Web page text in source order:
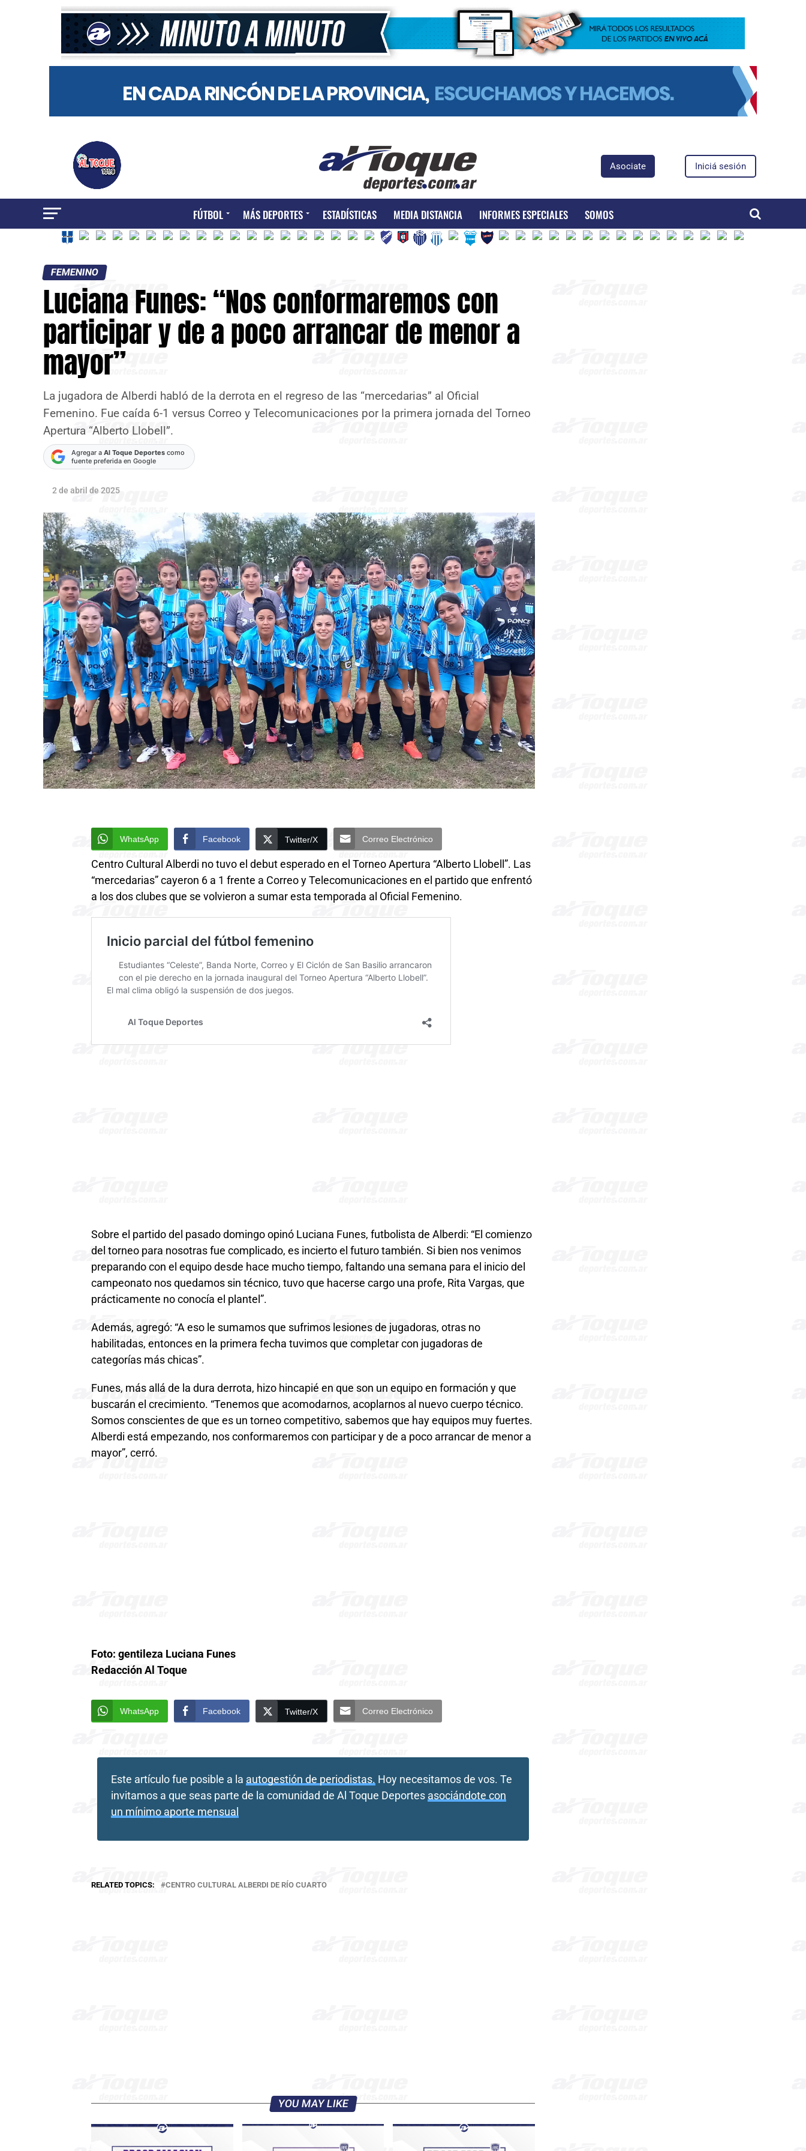
Asociate Iniciá sesión
FÚTBOL MÁS DEPORTES ESTADÍSTICAS MEDIA DISTANCIA INFORMES ESPECIALES SOMOS
FEMENINO
Luciana Funes: “Nos conformaremos con
participar y de a poco arrancar de menor a
mayor”
La jugadora de Alberdi habló de la derrota en el regreso de las “mercedarias” al Oficial
Femenino. Fue caída 6-1 versus Correo y Telecomunicaciones por la primera jornada del Torneo
Apertura “Alberto Llobell”.
Agregar a Al Toque Deportes como
fuente preferida en Google
2 de abril de 2025
WhatsApp Facebook Twitter/X Correo Electrónico
Centro Cultural Alberdi no tuvo el debut esperado en el Torneo Apertura “Alberto Llobell”. Las
“mercedarias” cayeron 6 a 1 frente a Correo y Telecomunicaciones en el partido que enfrentó
a los dos clubes que se volvieron a sumar esta temporada al Oficial Femenino.
Sobre el partido del pasado domingo opinó Luciana Funes, futbolista de Alberdi: “El comienzo
del torneo para nosotras fue complicado, es incierto el futuro también. Si bien nos venimos
preparando con el equipo desde hace mucho tiempo, faltando una semana para el inicio del
campeonato nos quedamos sin técnico, tuvo que hacerse cargo una profe, Rita Vargas, que
prácticamente no conocía el plantel”.
Además, agregó: “A eso le sumamos que sufrimos lesiones de jugadoras, otras no
habilitadas, entonces en la primera fecha tuvimos que completar con jugadoras de
categorías más chicas”.
Funes, más allá de la dura derrota, hizo hincapié en que son un equipo en formación y que
buscarán el crecimiento. “Tenemos que acomodarnos, acoplarnos al nuevo cuerpo técnico.
Somos conscientes de que es un torneo competitivo, sabemos que hay equipos muy fuertes.
Alberdi está empezando, nos conformaremos con participar y de a poco arrancar de menor a
mayor”, cerró.
Foto: gentileza Luciana Funes
Redacción Al Toque
WhatsApp Facebook Twitter/X Correo Electrónico
Este artículo fue posible a la autogestión de periodistas. Hoy necesitamos de vos. Te
invitamos a que seas parte de la comunidad de Al Toque Deportes asociándote con
un mínimo aporte mensual
RELATED TOPICS: CENTRO CULTURAL ALBERDI DE RÍO CUARTO
YOU MAY LIKE